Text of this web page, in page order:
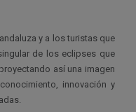
y a los turistas que
de los eclipses que
así una imagen
innovación y